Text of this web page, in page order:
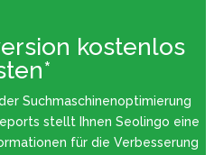
kostenlos
Suchmaschinenoptimierung
stellt Ihnen Seolingo eine
für die Verbesserung